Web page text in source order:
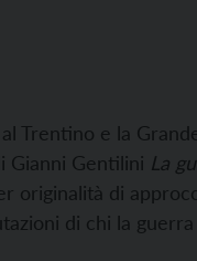
Trentino e la
Gianni Gentilini La
originalità di
di chi la